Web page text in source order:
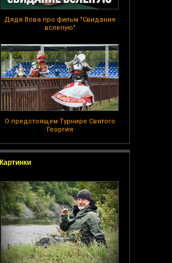
Дядя Вова про фильм "Свидание
вслепую"
О предстоящем Турнире Святого
Георгия
Картинки